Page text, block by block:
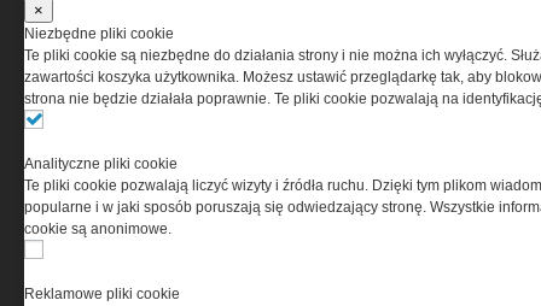
REGULAMIN
Regulamin określa zasady korzystania z portalu
www.special-ops.pl
Korzystanie z portalu jest równoznaczne
z zaakceptowaniem warunków ustanowionych
przez Grupa MEDIUM Spółka z ograniczoną
odpowiedzialnością Spółka komandytowa, nr KRS:
×
Niezbędne pliki cookie
Te pliki cookie są niezbędne do działania strony i nie można ich wyłączyć.
zawartości koszyka użytkownika. Możesz ustawić przeglądarkę tak, aby
strona nie będzie działała poprawnie. Te pliki cookie pozwalają na
Analityczne pliki cookie
Te pliki cookie pozwalają liczyć wizyty i źródła ruchu. Dzięki tym plikom
popularne i w jaki sposób poruszają się odwiedzający stronę. Wszystkie
cookie są anonimowe.
Reklamowe pliki cookie